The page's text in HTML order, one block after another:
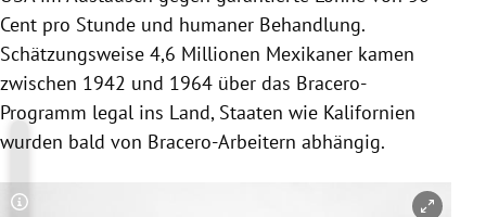
Cent pro Stunde und humaner Behandlung.
Schätzungsweise 4,6 Millionen Mexikaner kamen
zwischen 1942 und 1964 über das Bracero-
Programm legal ins Land, Staaten wie Kalifornien
wurden bald von Bracero-Arbeitern abhängig.